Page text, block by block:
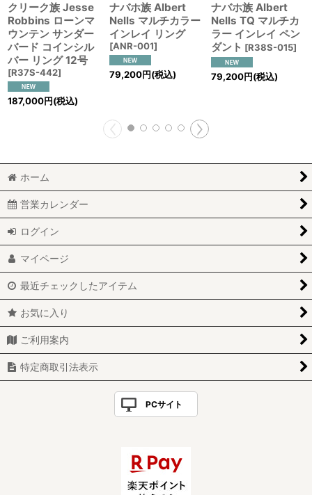
クリーク族 Jesse
Robbins ローンマ
ウンテン サンダー
バード コインシル
バー リング 12号
[R37S-442]
187,000円(税込)
ナバホ族 Albert
Nells マルチカラー
インレイ リング
[ANR-001]
79,200円(税込)
ナバホ族 Albert
Nells TQ マルチカ
ラー インレイ ペン
ダント [R38S-015]
79,200円(税込)
ホーム
営業カレンダー
ログイン
マイページ
最近チェックしたアイテム
お気に入り
ご利用案内
特定商取引法表示
PCサイト